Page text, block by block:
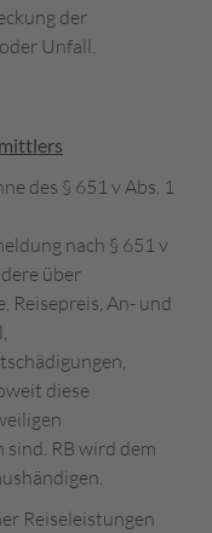
der
Unfall.
des § 651 v Abs. 1
nach § 651 v
über
Reisepreis, An- und
diese
RB wird dem
Reiseleistungen